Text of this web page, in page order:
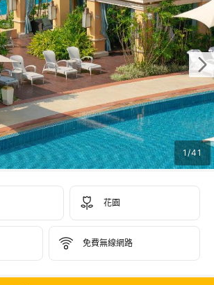
1 /41
花園
免費無線網路